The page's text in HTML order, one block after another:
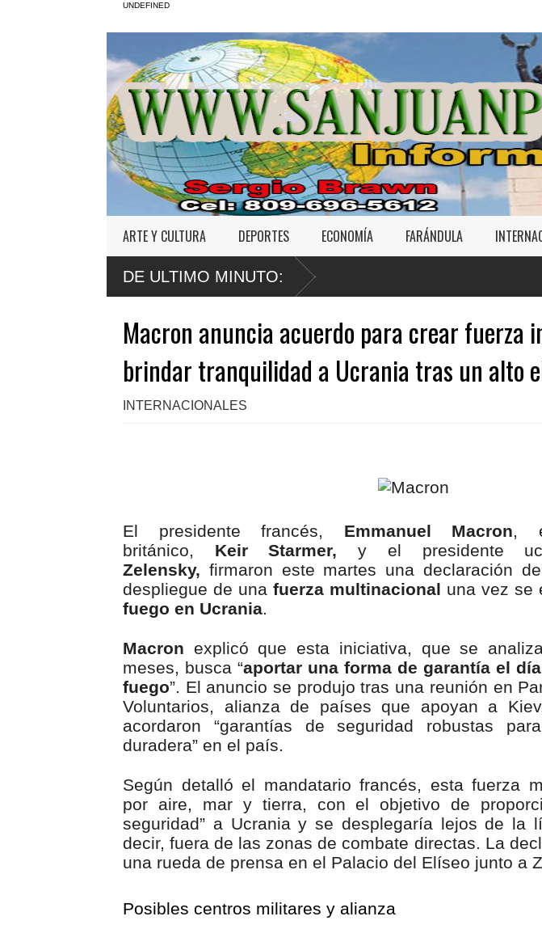
UNDEFINED
ARTE Y CULTURA DEPORTES ECONOMÍA FARÁNDULA
DE ULTIMO MINUTO:
Macron anuncia acuerdo para crear fuerza
brindar tranquilidad a Ucrania tras un alto
INTERNACIONALES
El presidente francés, Emmanuel Macron,
británico, Keir Starmer, y el presidente
Zelensky, firmaron este martes una declaración
despliegue de una fuerza multinacional una vez se
fuego en Ucrania.
Macron explicó que esta iniciativa, que se
meses, busca “aportar una forma de garantía el
fuego”. El anuncio se produjo tras una reunión en
Voluntarios, alianza de países que apoyan a
acordaron “garantías de seguridad robustas
duradera” en el país.
Según detalló el mandatario francés, esta fuerza
por aire, mar y tierra, con el objetivo de
seguridad” a Ucrania y se desplegaría lejos de la
decir, fuera de las zonas de combate directas. La
una rueda de prensa en el Palacio del Elíseo junto a
Posibles centros militares y alianza